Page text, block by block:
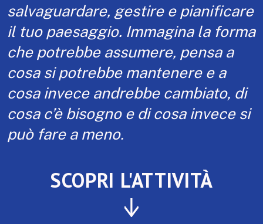
salvaguardare, gestire e pianificare
il tuo paesaggio. Immagina la forma
che potrebbe assumere, pensa a
cosa si potrebbe mantenere e a
cosa invece andrebbe cambiato, di
cosa c’è bisogno e di cosa invece si
può fare a meno.
SCOPRI L'ATTIVITÀ